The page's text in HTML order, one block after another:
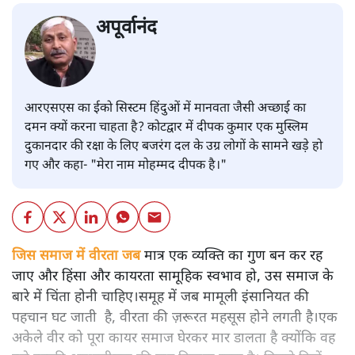
अपूर्वानंद
आरएसएस का ईको सिस्टम हिंदुओं में मानवता जैसी अच्छाई का
दमन क्यों करना चाहता है? कोटद्वार में दीपक कुमार एक मुस्लिम
दुकानदार की रक्षा के लिए बजरंग दल के उग्र लोगों के सामने खड़े हो
गए और कहा- "मेरा नाम मोहम्मद दीपक है।"
जिस समाज में वीरता जबमात्र एक व्यक्ति का गुण बन कर रह
जाए और हिंसा और कायरता सामूहिक स्वभाव हो, उस समाज के
बारे में चिंता होनी चाहिए।समूह में जब मामूली इंसानियत की
पहचान घट जाती है, वीरता की ज़रूरत महसूस होने लगती है।एक
अकेले वीर को पूरा कायर समाज घेरकर मार डालता है क्योंकि वह